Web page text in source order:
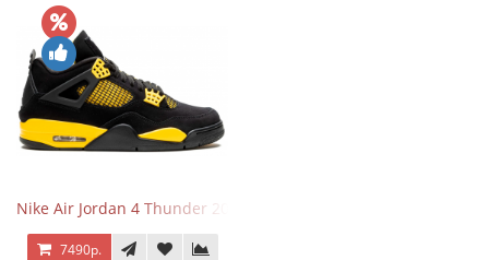
Nike Air Jordan 4 Thunder 2023
7490р.